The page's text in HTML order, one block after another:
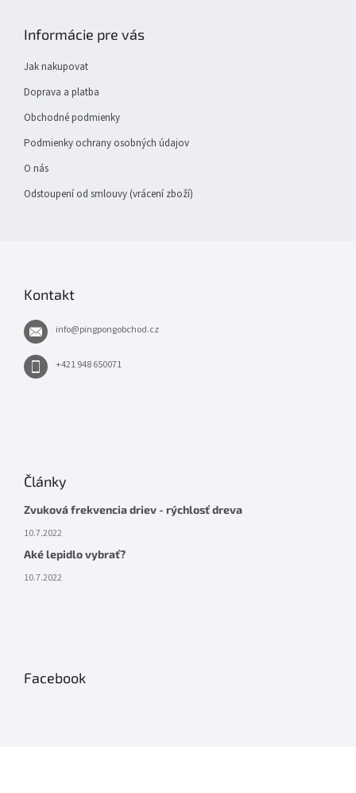
Informácie pre vás
Jak nakupovat
Doprava a platba
Obchodné podmienky
Podmienky ochrany osobných údajov
O nás
Odstoupení od smlouvy (vrácení zboží)
Kontakt
info@pingpongobchod.cz
+421 948 650071
Články
Zvuková frekvencia driev - rýchlosť dreva
10.7.2022
Aké lepidlo vybrať?
10.7.2022
Facebook